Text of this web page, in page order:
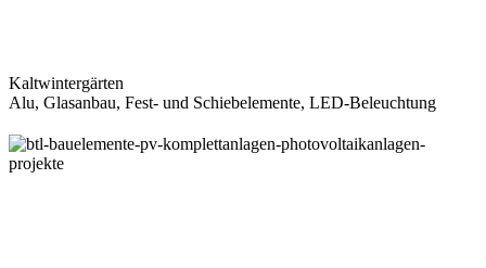
Kaltwintergärten
Alu, Glasanbau, Fest- und Schiebelemente, LED-Beleuchtung